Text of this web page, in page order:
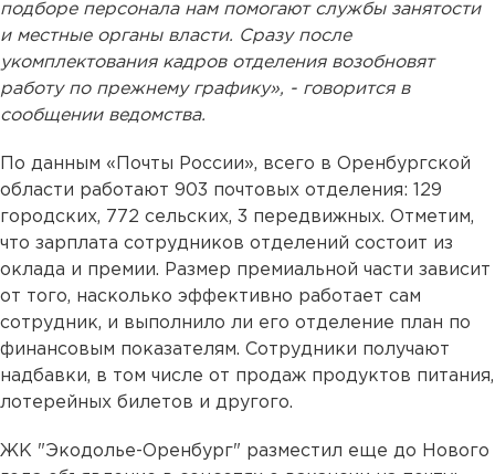
подборе персонала нам помогают службы занятости
и местные органы власти. Сразу после
укомплектования кадров отделения возобновят
работу по прежнему графику», - говорится в
сообщении ведомства.
По данным «Почты России», всего в Оренбургской
области работают 903 почтовых отделения: 129
городских, 772 сельских, 3 передвижных. Отметим,
что зарплата сотрудников отделений состоит из
оклада и премии. Размер премиальной части зависит
от того, насколько эффективно работает сам
сотрудник, и выполнило ли его отделение план по
финансовым показателям. Сотрудники получают
надбавки, в том числе от продаж продуктов питания,
лотерейных билетов и другого.
ЖК "Экодолье-Оренбург" разместил еще до Нового